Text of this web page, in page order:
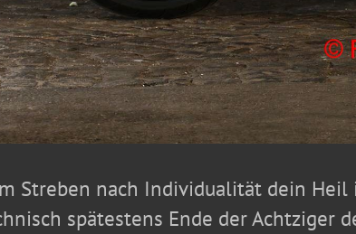
Streben nach Individualität dein
spätestens Ende der Achtziger